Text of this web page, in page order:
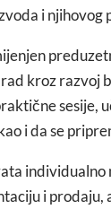
i njihovog
kroz razvoj
sesije,
i da se
individualno
i prodaju,